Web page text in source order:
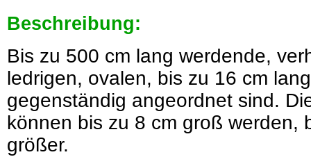
Beschreibung:
Bis zu 500 cm lang werdende,
ledrigen, ovalen, bis zu 16 cm
gegenständig angeordnet sind.
können bis zu 8 cm groß werden,
größer.